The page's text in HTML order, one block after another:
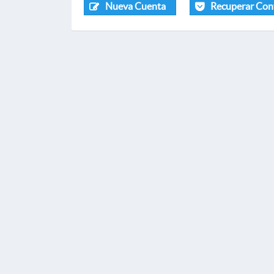
Nueva Cuenta Recuperar